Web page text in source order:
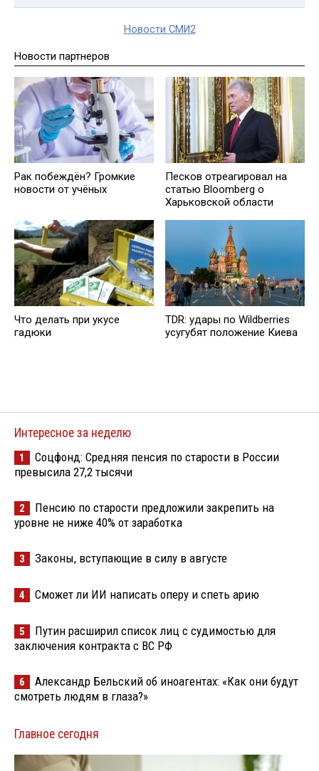
Новости СМИ2
Новости партнеров
Рак побеждён? Громкие
новости от учёных
Песков отреагировал на
статью Bloomberg о
Харьковской области
Что делать при укусе
гадюки
TDR: удары по Wildberries
усугубят положение Киева
Интересное за неделю
1
Соцфонд: Средняя пенсия по старости в России
превысила 27,2 тысячи
2
Пенсию по старости предложили закрепить на
уровне не ниже 40% от заработка
3 Законы, вступающие в силу в августе
4 Сможет ли ИИ написать оперу и спеть арию
5
Путин расширил список лиц с судимостью для
заключения контракта с ВС РФ
6
Александр Бельский об иноагентах: «Как они будут
смотреть людям в глаза?»
Главное сегодня